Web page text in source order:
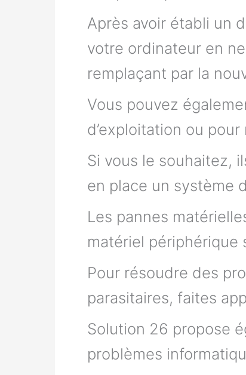
Après avoir établi un
votre ordinateur en
remplaçant par la
Vous pouvez
d’exploitation ou
Si vous le souhaitez,
en place un système
Les pannes
matériel périphérique
Pour résoudre des
parasitaires, faites
Solution 26 propose
problèmes